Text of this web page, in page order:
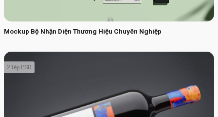
Mockup Bộ Nhận Diện Thương Hiệu Chuyên Nghiệp
2 tệp PSD